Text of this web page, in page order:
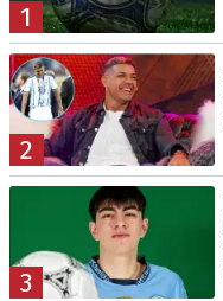
1
2
3